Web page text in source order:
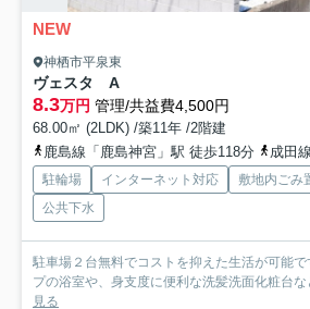
NEW
神栖市平泉東
ヴェスタ A
8.3万円 管理/共益費4,500円
68.00㎡ (2LDK) /築11年 /2階建
鹿島線「鹿島神宮」駅 徒歩118分
成田
駐輪場 インターネット対応 敷地内ごみ
公共下水
駐車場２台無料でコストを抑えた生活が可能
プの浴室や、身支度に便利な洗髪洗面化粧台
見る